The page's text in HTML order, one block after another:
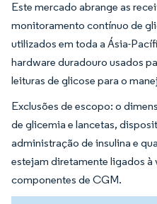
Este mercado abrange as
monitoramento contínuo de
utilizados em toda a Ásia-
hardware duradouro usados
leituras de glicose para o
Exclusões de escopo: o
de glicemia e lancetas,
administração de insulina e
estejam diretamente ligados
componentes de CGM.